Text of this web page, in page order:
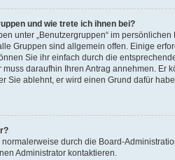
und wie trete ich ihnen bei?
unter „Benutzergruppen“ im
Gruppen sind allgemein offen. Einige
Sie ihr einfach durch die
daraufhin Ihren Antrag annehmen.
Sie ablehnt, er wird einen Grund dafür
durch die Board-
Administrator kontaktieren.